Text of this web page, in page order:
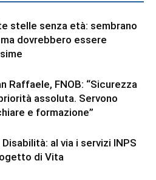
stelle senza età: sembrano
dovrebbero essere
Raffaele, FNOB: “Sicurezza
assoluta. Servono
e formazione”
al via i servizi INPS
di Vita